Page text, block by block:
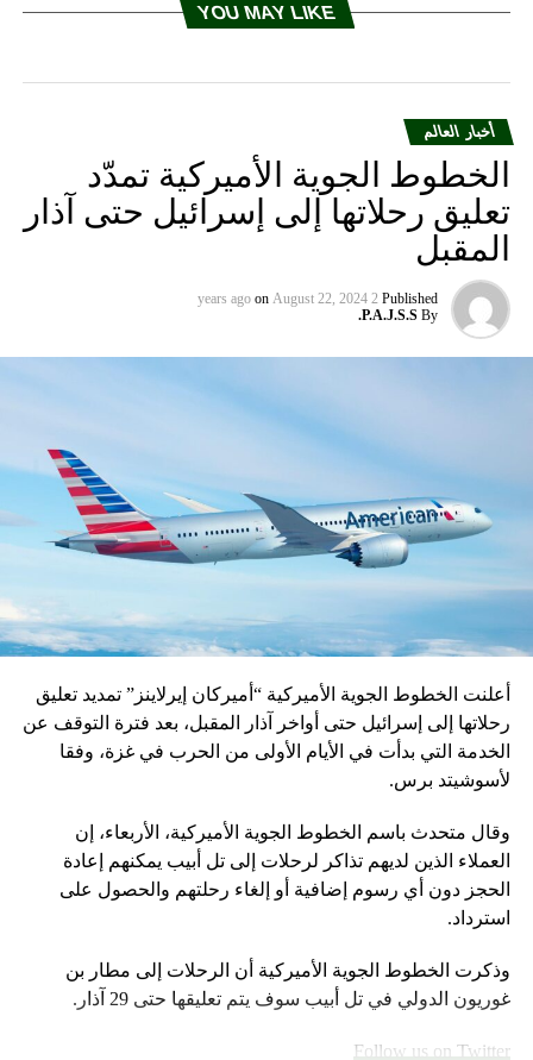
YOU MAY LIKE
أخبار العالم
الخطوط الجوية الأميركية تمدّد
تعليق رحلاتها إلى إسرائيل حتى آذار
المقبل
Published
2 years ago
on August 22, 2024
By
P.A.J.S.S.
أعلنت الخطوط الجوية الأميركية “أميركان إيرلاينز” تمديد تعليق
رحلاتها إلى إسرائيل حتى أواخر آذار المقبل، بعد فترة التوقف عن
الخدمة التي بدأت في الأيام الأولى من الحرب في غزة، وفقا
لأسوشيتد برس.
وقال متحدث باسم الخطوط الجوية الأميركية، الأربعاء، إن
العملاء الذين لديهم تذاكر لرحلات إلى تل أبيب يمكنهم إعادة
الحجز دون أي رسوم إضافية أو إلغاء رحلتهم والحصول على
استرداد.
وذكرت الخطوط الجوية الأميركية أن الرحلات إلى مطار بن
غوريون الدولي في تل أبيب سوف يتم تعليقها حتى 29 آذار.
Follow us on Twitter